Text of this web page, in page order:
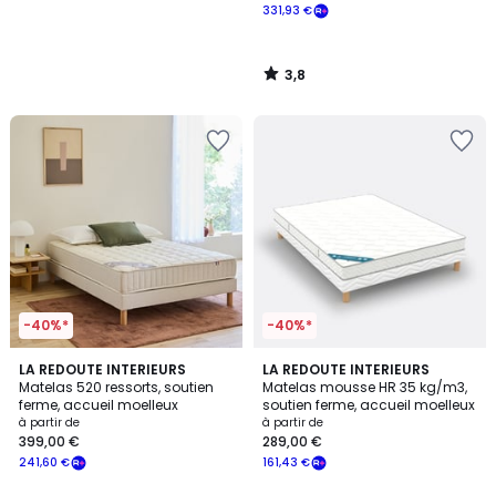
331,93 €
3,8
/
-40%*
LA REDOUTE INTERIEURS
Matelas 520 ressorts, soutien
ferme, accueil moelleux
à partir de
241,60 €
399,00 €
4,5
/ 5
-40%*
LA REDOUTE INTERIEURS
Matelas mousse HR 35 kg/m3,
soutien ferme, accueil moelleux
à partir de
161,43 €
289,00 €
4,3
/ 5